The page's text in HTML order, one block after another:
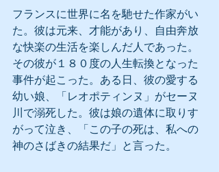
フランスに世界に名を馳せた作家がい
た。彼は元来、才能があり、自由奔放
な快楽の生活を楽しんだ人であった。
その彼が１８０度の人生転換となった
事件が起こった。ある日、彼の愛する
幼い娘、「レオポティンヌ」がセーヌ
川で溺死した。彼は娘の遺体に取りす
がって泣き、「この子の死は、私への
神のさばきの結果だ」と言った。